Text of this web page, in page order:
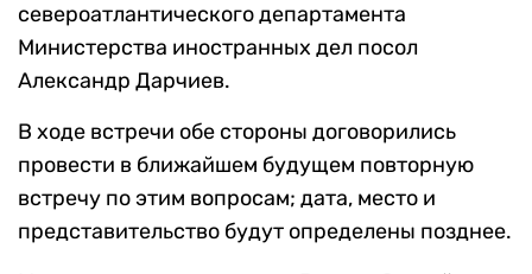
североатлантического департамента
Министерства иностранных дел посол
Александр Дарчиев.
В ходе встречи обе стороны договорились
провести в ближайшем будущем повторную
встречу по этим вопросам; дата, место и
представительство будут определены позднее.